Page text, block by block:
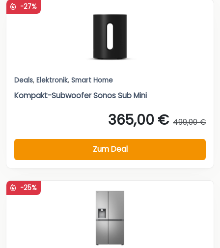
-27%
Deals, Elektronik, Smart Home
Kompakt-Subwoofer Sonos Sub Mini
365,00 € 499,00 €
Zum Deal
-25%